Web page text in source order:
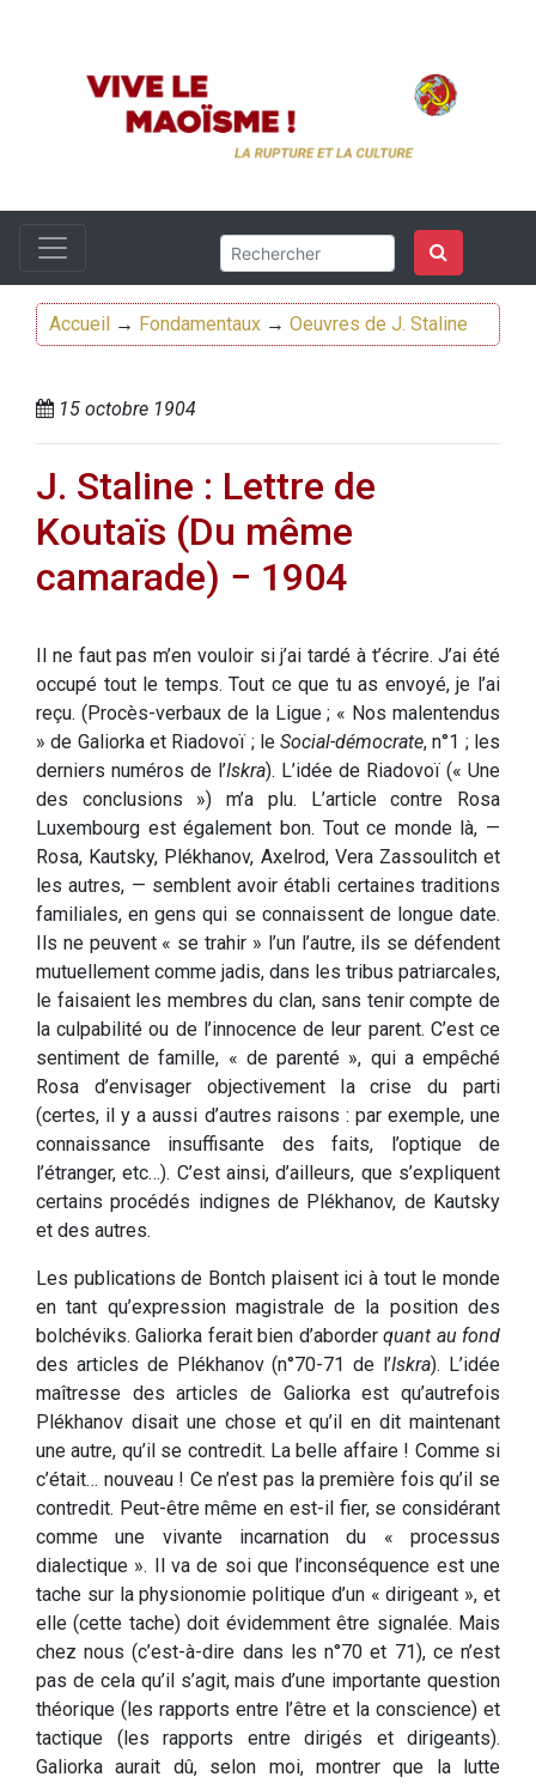
Accueil → Fondamentaux → Oeuvres de J. Staline
15 octobre 1904
J. Staline : Lettre de
Koutaïs (Du même
camarade) − 1904
Il ne faut pas m’en vouloir si j’ai tardé à t’écrire. J’ai été
occupé tout le temps. Tout ce que tu as envoyé, je l’ai
reçu. (Procès-verbaux de la Ligue ; « Nos malentendus
» de Galiorka et Riadovoï ; leSocial-démocrate, n°1 ; les
derniers numéros de l’Iskra). L’idée de Riadovoï (« Une
des conclusions ») m’a plu. L’article contre Rosa
Luxembourg est également bon. Tout ce monde là, —
Rosa, Kautsky, Plékhanov, Axelrod, Vera Zassoulitch et
les autres, — semblent avoir établi certaines traditions
familiales, en gens qui se connaissent de longue date.
Ils ne peuvent « se trahir » l’un l’autre, ils se défendent
mutuellement comme jadis, dans les tribus patriarcales,
le faisaient les membres du clan, sans tenir compte de
la culpabilité ou de l’innocence de leur parent. C’est ce
sentiment de famille, « de parenté », qui a empêché
Rosa d’envisager objectivement la crise du parti
(certes, il y a aussi d’autres raisons : par exemple, une
connaissance insuffisante des faits, l’optique de
l’étranger, etc…). C’est ainsi, d’ailleurs, que s’expliquent
certains procédés indignes de Plékhanov, de Kautsky
et des autres.
Les publications de Bontch plaisent ici à tout le monde
en tant qu’expression magistrale de la position des
bolchéviks. Galiorka ferait bien d’aborderquant au fond
des articles de Plékhanov (n°70-71 de l’Iskra). L’idée
maîtresse des articles de Galiorka est qu’autrefois
Plékhanov disait une chose et qu’il en dit maintenant
une autre, qu’il se contredit. La belle affaire ! Comme si
c’était… nouveau ! Ce n’est pas la première fois qu’il se
contredit. Peut-être même en est-il fier, se considérant
comme une vivante incarnation du « processus
dialectique ». Il va de soi que l’inconséquence est une
tache sur la physionomie politique d’un « dirigeant », et
elle (cette tache) doit évidemment être signalée. Mais
chez nous (c’est-à-dire dans les n°70 et 71), ce n’est
pas de cela qu’il s’agit, mais d’une importante question
théorique (les rapports entre l’être et la conscience) et
tactique (les rapports entre dirigés et dirigeants).
Galiorka aurait dû, selon moi, montrer que la lutte